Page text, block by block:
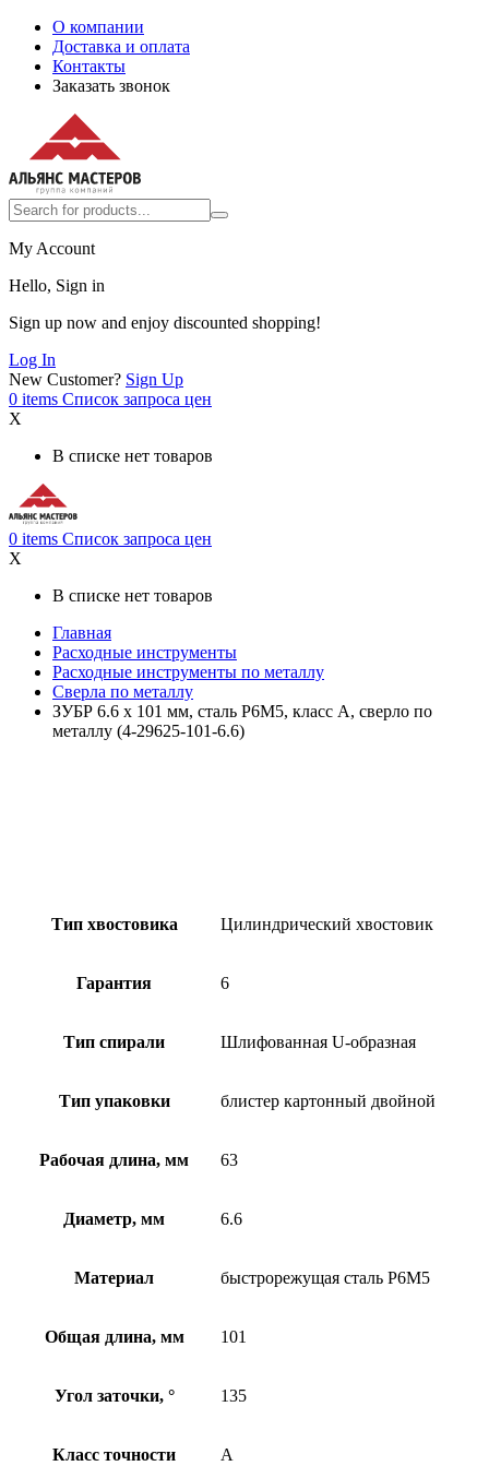
О компании
Доставка и оплата
Контакты
Заказать звонок
My Account
Hello, Sign in
Sign up now and enjoy discounted shopping!
Log In
New Customer? Sign Up
0 items Список запроса цен
X
В списке нет товаров
0 items Список запроса цен
X
В списке нет товаров
Главная
Расходные инструменты
Расходные инструменты по металлу
Сверла по металлу
ЗУБР 6.6 х 101 мм, сталь Р6М5, класс А, сверло по
металлу (4-29625-101-6.6)
Тип хвостовика Цилиндрический хвостовик
Гарантия 6
Тип спирали Шлифованная U-образная
Тип упаковки блистер картонный двойной
Рабочая длина, мм 63
Диаметр, мм 6.6
Материал быстрорежущая сталь Р6М5
Общая длина, мм 101
Угол заточки, ° 135
Класс точности А